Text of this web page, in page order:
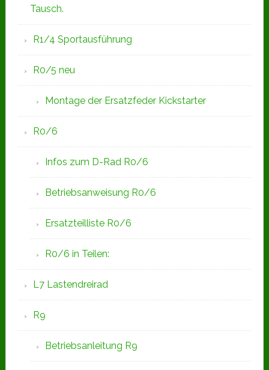
Tausch.
R1/4 Sportausführung
R0/5 neu
Montage der Ersatzfeder Kickstarter
R0/6
Infos zum D-Rad R0/6
Betriebsanweisung R0/6
Ersatzteilliste R0/6
R0/6 in Teilen:
L7 Lastendreirad
R9
Betriebsanleitung R9